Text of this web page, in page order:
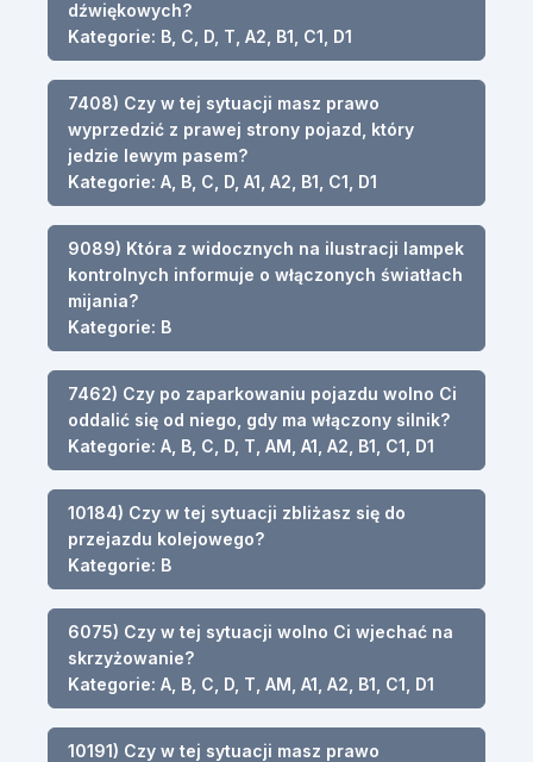
dźwiękowych?
Kategorie: B, C, D, T, A2, B1, C1, D1
7408) Czy w tej sytuacji masz prawo
wyprzedzić z prawej strony pojazd, który
jedzie lewym pasem?
Kategorie: A, B, C, D, A1, A2, B1, C1, D1
9089) Która z widocznych na ilustracji lampek
kontrolnych informuje o włączonych światłach
mijania?
Kategorie: B
7462) Czy po zaparkowaniu pojazdu wolno Ci
oddalić się od niego, gdy ma włączony silnik?
Kategorie: A, B, C, D, T, AM, A1, A2, B1, C1, D1
10184) Czy w tej sytuacji zbliżasz się do
przejazdu kolejowego?
Kategorie: B
6075) Czy w tej sytuacji wolno Ci wjechać na
skrzyżowanie?
Kategorie: A, B, C, D, T, AM, A1, A2, B1, C1, D1
10191) Czy w tej sytuacji masz prawo